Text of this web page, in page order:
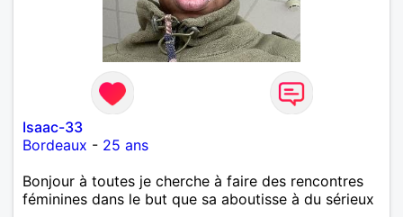
Isaac-33
Bordeaux - 25 ans
Bonjour à toutes je cherche à faire des rencontres
féminines dans le but que sa aboutisse à du sérieux